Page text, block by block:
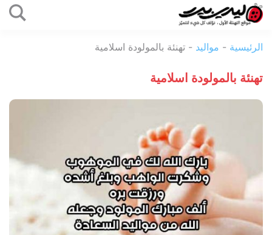
المحتوى
بيرد
الرئيسية - مواليد - تهنئة بالمولودة اسلامية
تهنئة بالمولودة اسلامية